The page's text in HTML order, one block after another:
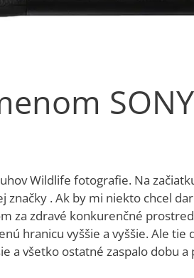
SONY
Wildlife fotografie. Na
značky . Ak by mi niekto chcel
za zdravé konkurenčné
hranicu vyššie a vyššie. Ale tie
a všetko ostatné zaspalo dobu